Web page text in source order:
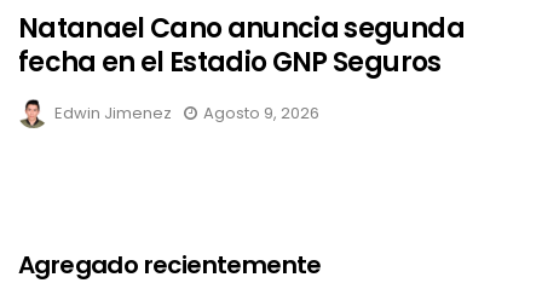
Natanael Cano anuncia segunda
fecha en el Estadio GNP Seguros
Edwin Jimenez Agosto 9, 2026
Agregado recientemente